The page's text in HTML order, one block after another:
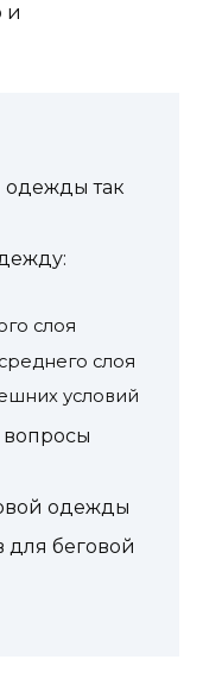
и
одежды так
слоя
слоя
условий
одежды
для беговой